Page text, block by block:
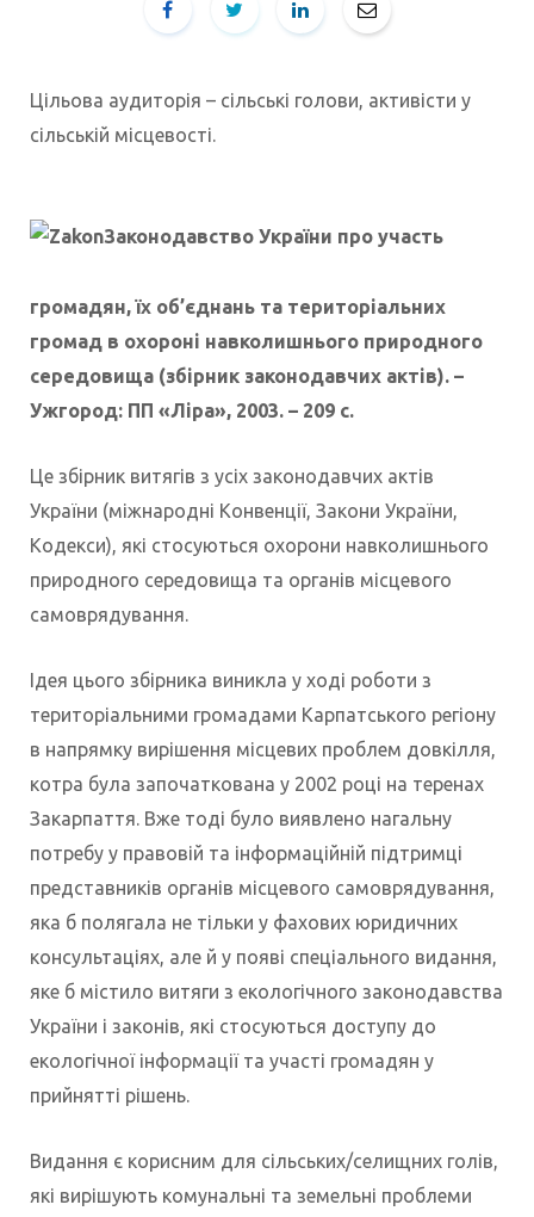
Цільова аудиторія – сільські голови, активісти у
сільській місцевості.
Законодавство України про участь
громадян, їх об’єднань та територіальних
громад в охороні навколишнього природного
середовища (збірник законодавчих актів). –
Ужгород: ПП «Ліра», 2003. – 209 с.
Це збірник витягів з усіх законодавчих актів
України (міжнародні Конвенції, Закони України,
Кодекси), які стосуються охорони навколишнього
природного середовища та органів місцевого
самоврядування.
Ідея цього збірника виникла у ході роботи з
територіальними громадами Карпатського регіону
в напрямку вирішення місцевих проблем довкілля,
котра була започаткована у 2002 році на теренах
Закарпаття. Вже тоді було виявлено нагальну
потребу у правовій та інформаційній підтримці
представників органів місцевого самоврядування,
яка б полягала не тільки у фахових юридичних
консультаціях, але й у появі спеціального видання,
яке б містило витяги з екологічного законодавства
України і законів, які стосуються доступу до
екологічної інформації та участі громадян у
прийнятті рішень.
Видання є корисним для сільських/селищних голів,
які вирішують комунальні та земельні проблеми